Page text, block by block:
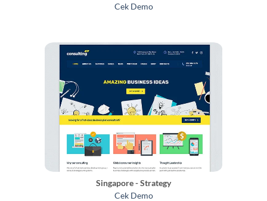
Cek Demo
Singapore - Strategy
Cek Demo